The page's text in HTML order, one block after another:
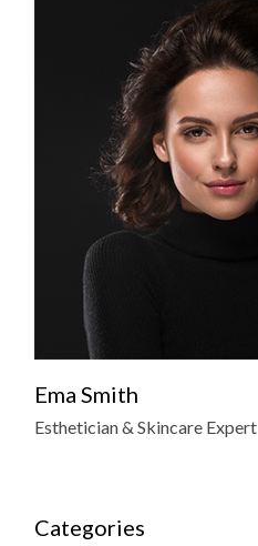
Ema Smith
Esthetician & Skincare Expert
Categories